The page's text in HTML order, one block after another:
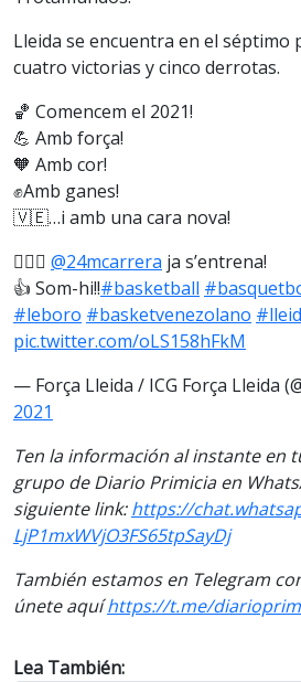
Lleida se encuentra en el séptimo
cuatro victorias y cinco derrotas.
🏀 Comencem el 2021!
💪 Amb força!
🧡 Amb cor!
✊️Amb ganes!
🇻🇪…i amb una cara nova!
⛹🏽‍♂️ @24mcarrera ja s’entrena!
👍 Som-hi!!#basketball
#leboro #basketvenezolano
pic.twitter.com/oLS158hFkM
— Força Lleida / ICG Força Lleida
2021
Ten la información al instante en
grupo de Diario Primicia en
siguiente link:https://
LjP1mxWVjO3FS65tpSayDj
También estamos en Telegram
únete aquíhttps://t.me/
Lea También: